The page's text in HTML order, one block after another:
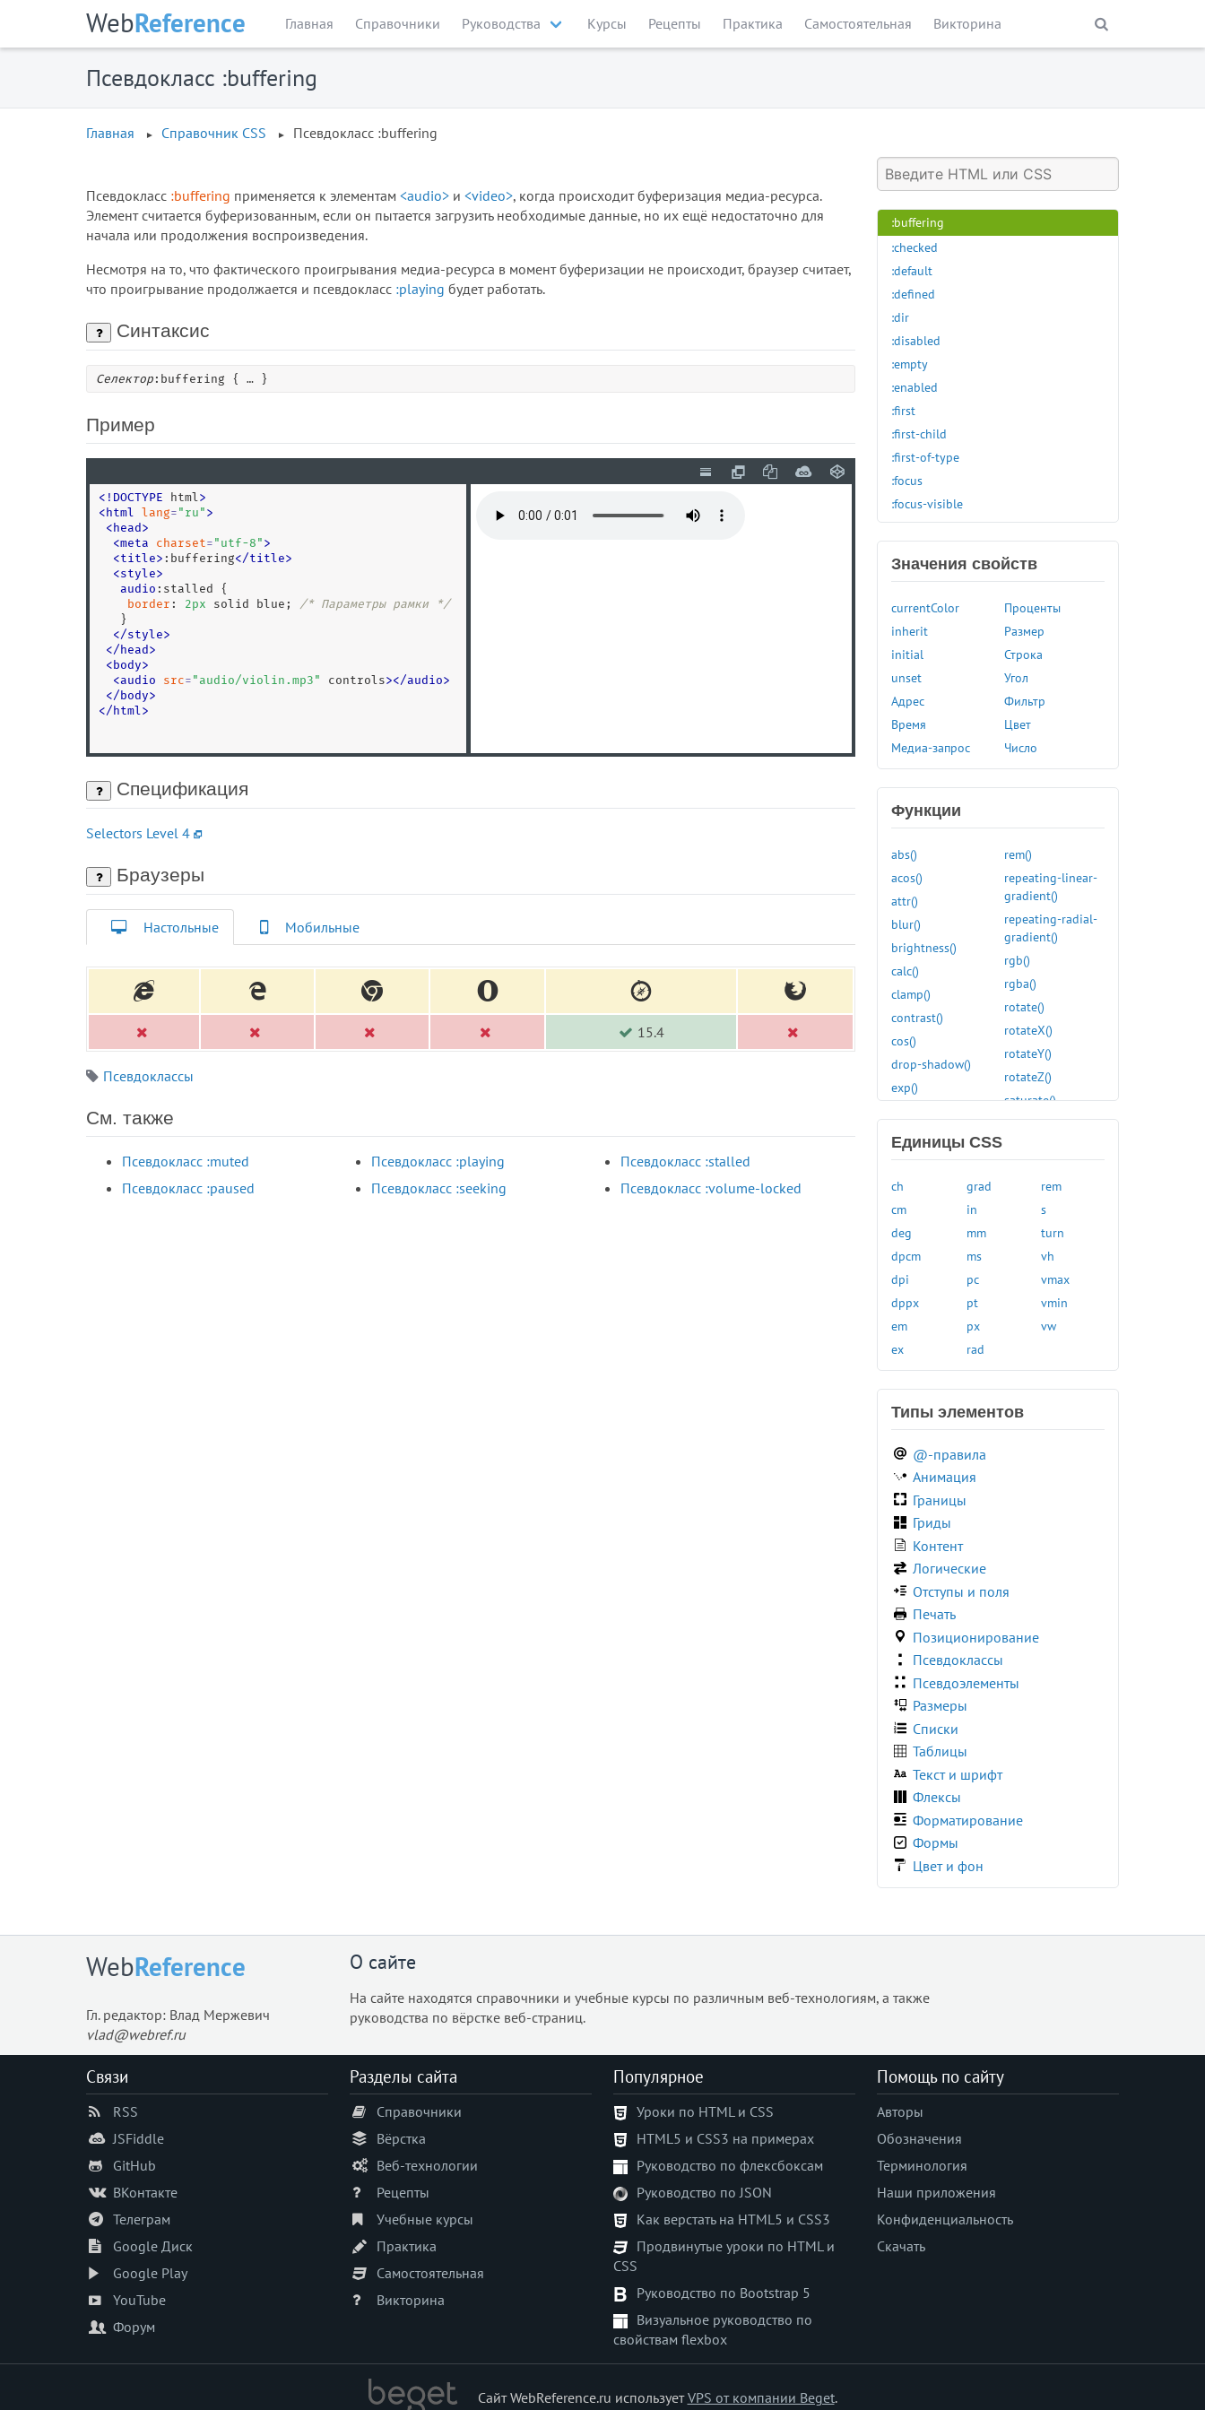
WebReference Главная Справочники Руководства Курсы Рецепты Практика Самостоятельная Викторина
Псевдокласс :buffering
Главная Справочник CSS Псевдокласс :buffering
Псевдокласс :buffering применяется к элементам <audio> и <video>, когда происходит буферизация медиа-ресурса.
Элемент считается буферизованным, если он пытается загрузить необходимые данные, но их ещё недостаточно для
начала или продолжения воспроизведения.
Несмотря на то, что фактического проигрывания медиа-ресурса в момент буферизации не происходит, браузер считает,
что проигрывание продолжается и псевдокласс :playing будет работать.
Синтаксис
Селектор :buffering { … }
Пример
< ! DOCTYPE html >
< html lang= " ru " >
< head >
<meta charset= " utf-8 " >
<title> :buffering</title>
<style>
audio :stalled
{
border : 2px solid blue;
/* Параметры рамки */
   }
</style>
</ head >
< body>
<audio src= " audio/violin.mp3 " controls></audio>
</ body>
</ html >
Спецификация
Selectors Level 4
Браузеры
Настольные Мобильные
15.4
Псевдоклассы
См. также
Псевдокласс :muted
Псевдокласс :paused
Псевдокласс :playing
Псевдокласс :seeking
Псевдокласс :stalled
Псевдокласс :volume-locked
::marker
:autofill
:blank
:buffering
:checked
:default
:defined
:dir
:disabled
:empty
:enabled
:first
:first-child
:first-of-type
:focus
:focus-visible
:focus-within
:has()
:lang()
:last-child
:last-of-type
:link
:local-link
:muted
:not()
:nth-child()
:nth-last-child()
:nth-last-of-type()
:nth-of-type()
:only-child
:only-of-type
:optional
:out-of-range
:paused
:playing
:read-only
:required
:right
:root
:seeking
:user-valid
:valid
:visited
:volume-locked
@charset
@document
@font-face
@import
@keyframes
@media
@page
@supports
@viewport
accent-color
align-content
align-items
align-self
animation
animation-delay
animation-direction
animation-duration
animation-timing-function
backface-visibility
background
background-attachment
background-color
background-image
background-origin
background-size
Значения свойств
currentColor
inherit
initial
unset
Адрес
Время
Медиа-запрос
Проценты
Размер
Строка
Угол
Фильтр
Цвет
Число
Функции
abs()
acos()
attr()
blur()
brightness()
calc()
clamp()
contrast()
cos()
drop-shadow()
exp()
hsl()
hue-rotate()
hwb()
inset()
invert()
light-dark()
linear-gradient()
min()
mod()
opacity()
pow()
radial-gradient()
rect()
rem()
repeating-linear-
gradient()
repeating-radial-
gradient()
rgb()
rgba()
rotate()
rotateX()
rotateY()
rotateZ()
saturate()
scale()
scaleZ()
skewX()
skewY()
translate()
Единицы CSS
ch
cm
deg
dpcm
dpi
dppx
em
ex
grad
in
mm
ms
pc
pt
px
rad
rem
s
turn
vh
vmax
vmin
vw
Типы элементов
@-правила
Анимация
Границы
Гриды
Контент
Логические
Отступы и поля
Печать
Позиционирование
Псевдоклассы
Псевдоэлементы
Размеры
Списки
Таблицы
Текст и шрифт
Флексы
Форматирование
Формы
Цвет и фон
WebReference
Гл. редактор: Влад Мержевич
vlad@webref.ru
О сайте
На сайте находятся справочники и учебные курсы по различным веб-технологиям, а также
руководства по вёрстке веб-страниц.
Связи
RSS
JSFiddle
GitHub
ВКонтакте
Телеграм
Google Диск
Google Play
YouTube
Форум
Разделы сайта
Справочники
Вёрстка
Веб-технологии
Рецепты
Учебные курсы
Практика
Самостоятельная
Викторина
Популярное
Уроки по HTML и CSS
HTML5 и CSS3 на примерах
Руководство по флексбоксам
Руководство по JSON
Как верстать на HTML5 и CSS3
Продвинутые уроки по HTML и
CSS
Руководство по Bootstrap 5
Визуальное руководство по
свойствам flexbox
Помощь по сайту
Авторы
Обозначения
Терминология
Наши приложения
Конфиденциальность
Скачать
Сайт WebReference.ru используетVPS от компании Beget.